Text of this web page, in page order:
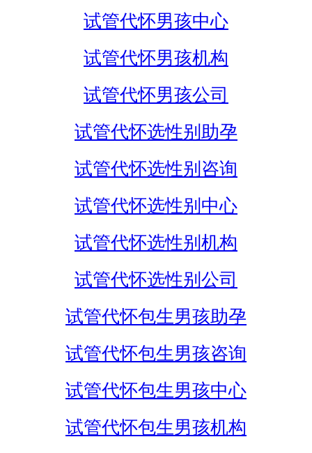
试管代怀男孩中心
试管代怀男孩机构
试管代怀男孩公司
试管代怀选性别助孕
试管代怀选性别咨询
试管代怀选性别中心
试管代怀选性别机构
试管代怀选性别公司
试管代怀包生男孩助孕
试管代怀包生男孩咨询
试管代怀包生男孩中心
试管代怀包生男孩机构